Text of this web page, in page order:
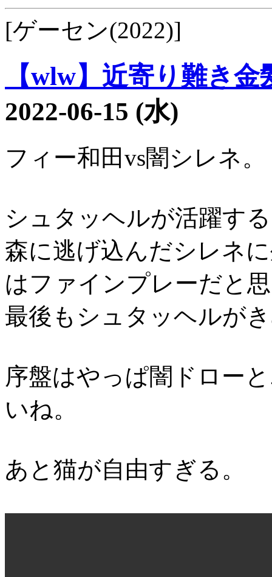
[ゲーセン(2022)]
【wlw】近寄り難き
2022-06-15 (水)
フィー和田vs闇シレネ。
シュタッヘルが活躍す
森に逃げ込んだシレネ
はファインプレーだと
最後もシュタッヘルが
序盤はやっぱ闇ドロー
いね。
あと猫が自由すぎる。